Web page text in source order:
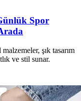
Spor
şık tasarım
ve stil sunar.